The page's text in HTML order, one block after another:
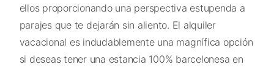
ellos proporcionando una perspectiva estupenda a
parajes que te dejarán sin aliento. El alquiler
vacacional es indudablemente una magnífica opción
si deseas tener una estancia 100% barcelonesa en